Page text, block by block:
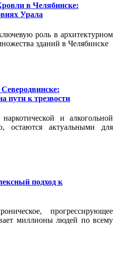
в Челябинске:
Урала
роль в архитектурном
зданий в Челябинске
пути к трезвости
и алкогольной
остаются актуальными для
подход к
прогрессирующее
миллионы людей по всему